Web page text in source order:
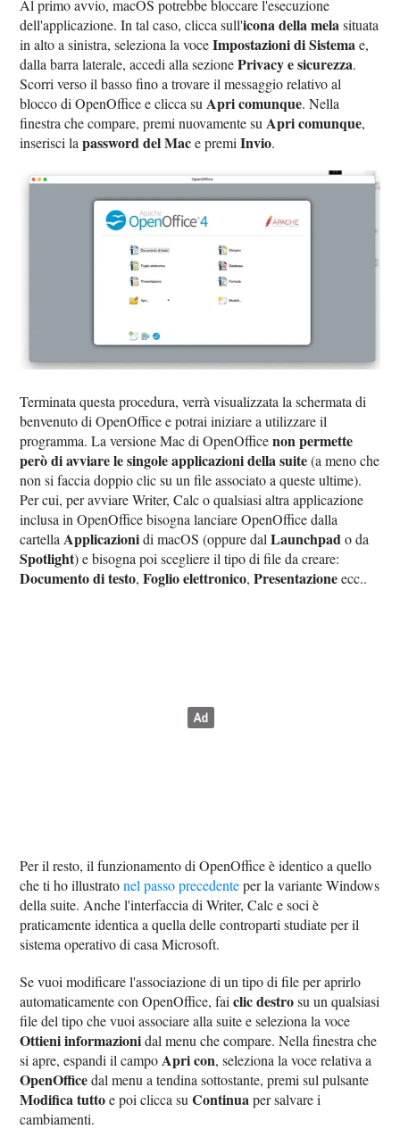
Al primo avvio, macOS potrebbe bloccare l'esecuzione
dell'applicazione. In tal caso, clicca sull'icona della melasituata
in alto a sinistra, seleziona la voceImpostazioni di Sistemae,
dalla barra laterale, accedi alla sezionePrivacy e sicurezza.
Scorri verso il basso fino a trovare il messaggio relativo al
blocco di OpenOffice e clicca su Apri comunque. Nella
finestra che compare, premi nuovamente su Apri comunque,
inserisci lapassword del Mace premiInvio.
Terminata questa procedura, verrà visualizzata la schermata di
benvenuto di OpenOffice e potrai iniziare a utilizzare il
programma. La versione Mac di OpenOfficenon permette
però di avviare le singole applicazioni della suite(a meno che
non si faccia doppio clic su un file associato a queste ultime).
Per cui, per avviare Writer, Calc o qualsiasi altra applicazione
inclusa in OpenOffice bisogna lanciare OpenOffice dalla
cartella Applicazionidi macOS (oppure dalLaunchpado da
Spotlight) e bisogna poi scegliere il tipo di file da creare:
Documento di testo,Foglio elettronico,Presentazioneecc..
Per il resto, il funzionamento di OpenOffice è identico a quello
che ti ho illustratonel passo precedenteper la variante Windows
della suite. Anche l'interfaccia di Writer, Calc e soci è
praticamente identica a quella delle controparti studiate per il
sistema operativo di casa Microsoft.
Se vuoi modificare l'associazione di un tipo di file per aprirlo
automaticamente con OpenOffice, faiclic destrosu un qualsiasi
file del tipo che vuoi associare alla suite e seleziona la voce
Ottieni informazionidal menu che compare. Nella finestra che
si apre, espandi il campo Apri con, seleziona la voce relativa a
OpenOfficedal menu a tendina sottostante, premi sul pulsante
Modifica tuttoe poi clicca suContinuaper salvare i
cambiamenti.